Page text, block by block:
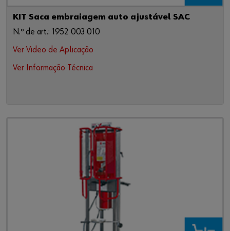
KIT Saca embraiagem auto ajustável SAC
N.º de art.: 1952 003 010
Ver Video de Aplicação
Ver Informação Técnica